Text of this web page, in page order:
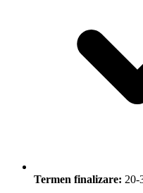
Termen finalizare: 20-